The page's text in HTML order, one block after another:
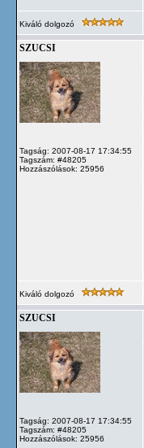
Kiváló dolgozó
SZUCSI
Tagság: 2007-08-17 17:34:55
Tagszám: #48205
Hozzászólások: 25956
Kiváló dolgozó
SZUCSI
Tagság: 2007-08-17 17:34:55
Tagszám: #48205
Hozzászólások: 25956